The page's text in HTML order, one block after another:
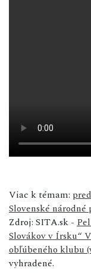
Viac k témam:
Slovenské národné
Zdroj: SITA.sk -
Slovákov v Írsku“
obľúbeného klubu
vyhradené.